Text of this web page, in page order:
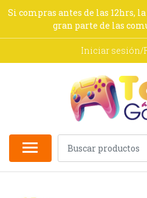
Si compras antes de las 12hrs,
gran parte de las
Iniciar sesión/